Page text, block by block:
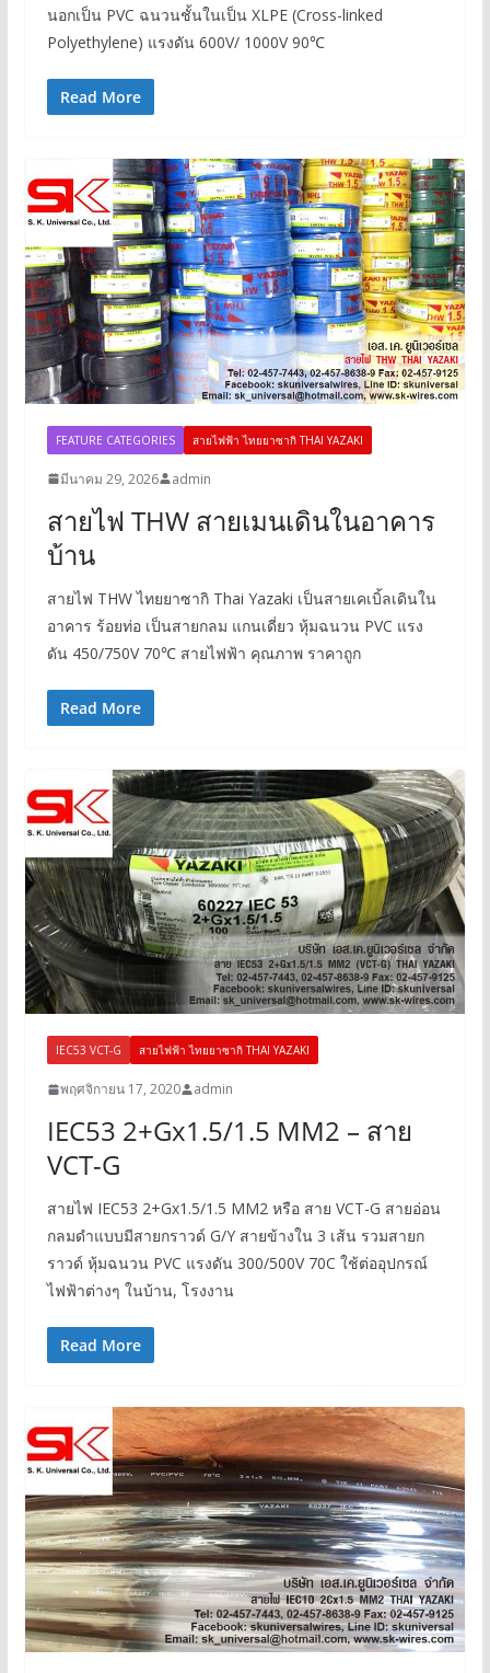
นอกเป็น PVC ฉนวนชั้นในเป็น XLPE (Cross-linked
Polyethylene) แรงดัน 600V/ 1000V 90℃
Read More
FEATURE CATEGORIES สายไฟฟ้า ไทยยาซากิ THAI YAZAKI
มีนาคม 29, 2026 admin
สายไฟ THW สายเมนเดินในอาคาร
บ้าน
สายไฟ THW ไทยยาซากิ Thai Yazaki เป็นสายเคเบิ้ลเดินใน
อาคาร ร้อยท่อ เป็นสายกลม แกนเดี่ยว หุ้มฉนวน PVC แรง
ดัน 450/750V 70℃ สายไฟฟ้า คุณภาพ ราคาถูก
Read More
IEC53 VCT-G สายไฟฟ้า ไทยยาซากิ THAI YAZAKI
พฤศจิกายน 17, 2020 admin
IEC53 2+Gx1.5/1.5 MM2 – สาย
VCT-G
สายไฟ IEC53 2+Gx1.5/1.5 MM2 หรือ สาย VCT-G สายอ่อน
กลมดำแบบมีสายกราวด์ G/Y สายข้างใน 3 เส้น รวมสายก
ราวด์ หุ้มฉนวน PVC แรงดัน 300/500V 70C ใช้ต่ออุปกรณ์
ไฟฟ้าต่างๆ ในบ้าน, โรงงาน
Read More